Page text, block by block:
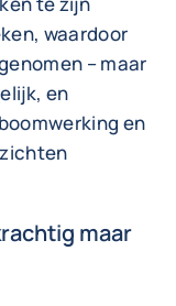
waardoor
– maar
en
en
maar